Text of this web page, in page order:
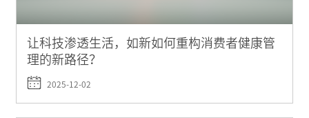
让科技渗透生活，如新如何重构消费者健康管
理的新路径？
2025-12-02